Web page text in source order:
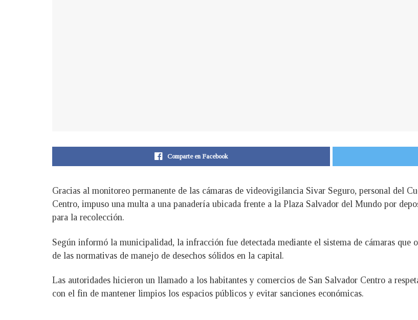
Comparte en Facebook
Gracias al monitoreo permanente de las cámaras de videovigilancia Sivar Seguro, personal del
Centro, impuso una multa a una panadería ubicada frente a la Plaza Salvador del Mundo por
para la recolección.
Según informó la municipalidad, la infracción fue detectada mediante el sistema de cámaras
de las normativas de manejo de desechos sólidos en la capital.
Las autoridades hicieron un llamado a los habitantes y comercios de San Salvador Centro a
con el fin de mantener limpios los espacios públicos y evitar sanciones económicas.